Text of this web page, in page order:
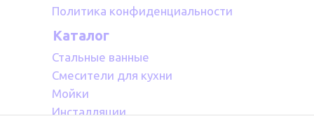
Политика конфиденциальности
Каталог
Стальные ванные
Смесители для кухни
Мойки
Инсталляции